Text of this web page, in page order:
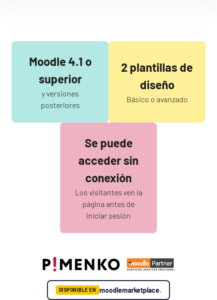
Moodle 4.1 o
superior
y versiones
posteriores
2 plantillas de
diseño
Básico o avanzado
Se puede
acceder sin
conexión
Los visitantes ven la
página antes de
iniciar sesión
DISPONIBLE EN moodlemarketplace.